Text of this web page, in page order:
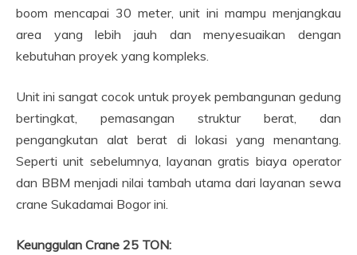
boom mencapai 30 meter, unit ini mampu menjangkau
area yang lebih jauh dan menyesuaikan dengan
kebutuhan proyek yang kompleks.
Unit ini sangat cocok untuk proyek pembangunan gedung
bertingkat, pemasangan struktur berat, dan
pengangkutan alat berat di lokasi yang menantang.
Seperti unit sebelumnya, layanan gratis biaya operator
dan BBM menjadi nilai tambah utama dari layanan sewa
crane Sukadamai Bogor ini.
Keunggulan Crane 25 TON: